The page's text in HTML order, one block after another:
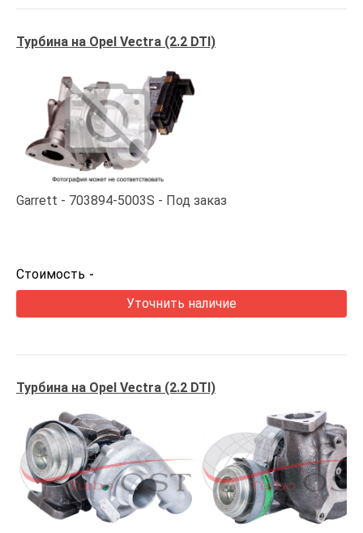
Турбина на Opel Vectra (2.2 DTI)
Garrett 703894-5003S Под заказ
Стоимость -
Уточнить наличие
Турбина на Opel Vectra (2.2 DTI)